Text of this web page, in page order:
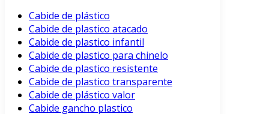
Cabide de plástico
Cabide de plastico atacado
Cabide de plastico infantil
Cabide de plastico para chinelo
Cabide de plastico resistente
Cabide de plastico transparente
Cabide de plástico valor
Cabide gancho plastico